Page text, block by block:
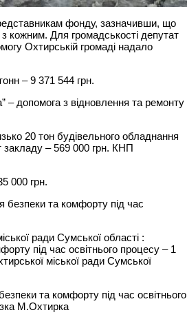
фонду, зазначивши, що
кожним. Для громадськості депутат
Охтирській громаді надало
– 9 371 544 грн.
допомога з відновлення та ремонту
20 тон будівельного обладнання
закладу – 569 000 грн. КНП
000 грн.
та комфорту під час
ради Сумської області :
під час освітнього процесу – 1
міської ради Сумської
та комфорту під час освітнього
М.Охтирка